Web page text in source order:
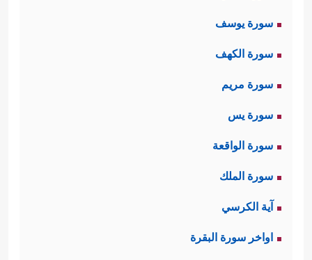
سورة يوسف
سورة الكهف
سورة مريم
سورة يس
سورة الواقعة
سورة الملك
آية الكرسي
اواخر سورة البقرة